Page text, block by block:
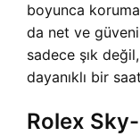
boyunca
da net ve
sadece şık
dayanıklı bir
Rolex